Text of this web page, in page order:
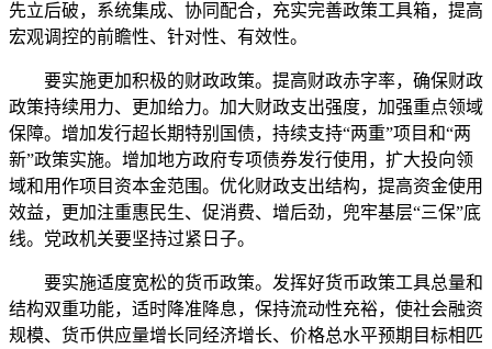
先立后破，系统集成、协同配合，充实完善政策工具箱，提高
宏观调控的前瞻性、针对性、有效性。
要实施更加积极的财政政策。提高财政赤字率，确保财政
政策持续用力、更加给力。加大财政支出强度，加强重点领域
保障。增加发行超长期特别国债，持续支持“两重”项目和“两
新”政策实施。增加地方政府专项债券发行使用，扩大投向领
域和用作项目资本金范围。优化财政支出结构，提高资金使用
效益，更加注重惠民生、促消费、增后劲，兜牢基层“三保”底
线。党政机关要坚持过紧日子。
要实施适度宽松的货币政策。发挥好货币政策工具总量和
结构双重功能，适时降准降息，保持流动性充裕，使社会融资
规模、货币供应量增长同经济增长、价格总水平预期目标相匹